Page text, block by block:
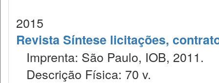
2015
Revista Síntese licitações,
Imprenta: São Paulo, IOB, 2011.
Descrição Física: 70 v.